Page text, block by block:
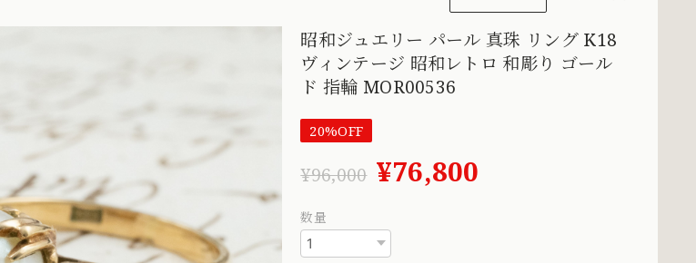
昭和ジュエリー パール 真珠 リング K18
ヴィンテージ 昭和レトロ 和彫り ゴール
ド 指輪 MOR00536
20%OFF
¥96,000 ¥76,800
数量